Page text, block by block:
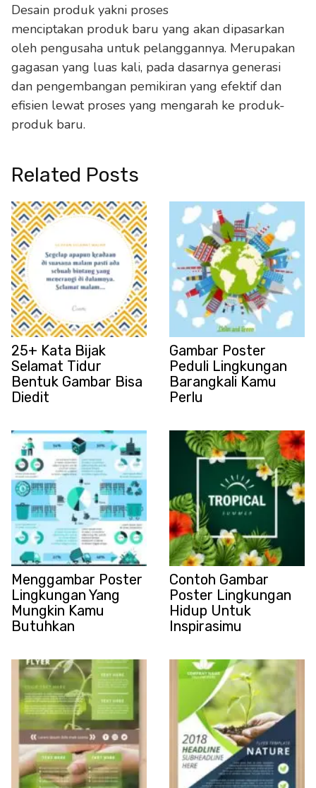
Desain produk yakni proses
menciptakan produk baru yang akan dipasarkan
oleh pengusaha untuk pelanggannya. Merupakan
gagasan yang luas kali, pada dasarnya generasi
dan pengembangan pemikiran yang efektif dan
efisien lewat proses yang mengarah ke produk-
produk baru.
Related Posts
25+ Kata Bijak
Selamat Tidur
Bentuk Gambar Bisa
Diedit
Gambar Poster
Peduli Lingkungan
Barangkali Kamu
Perlu
Menggambar Poster
Lingkungan Yang
Mungkin Kamu
Butuhkan
Contoh Gambar
Poster Lingkungan
Hidup Untuk
Inspirasimu